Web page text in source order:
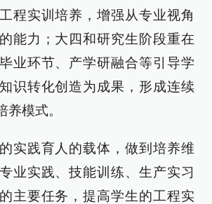
程实训培养，增强从专业视角
能力；大四和研究生阶段重在
业环节、产学研融合等引导学
识转化创造为成果，形成连续
养模式。
实践育人的载体，做到培养维
业实践、技能训练、生产实习
主要任务，提高学生的工程实